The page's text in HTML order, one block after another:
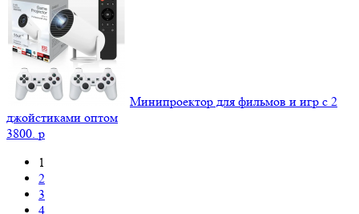
Минипроектор для фильмов и игр с 2
джойстиками оптом
3800. p
1
2
3
4